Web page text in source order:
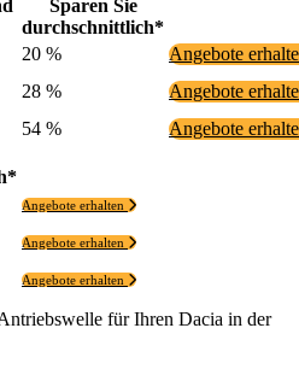
Sparen Sie
durchschnittlich*
20 %
Angebote
28 %
Angebote
54 %
Angebote
Angebote erhalten
Angebote erhalten
Angebote erhalten
für Ihren Dacia in der